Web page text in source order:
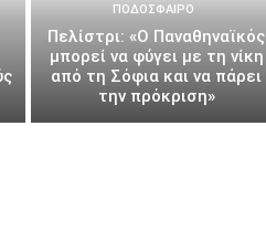
ΠΟΔΌΣΦΑΙΡΟ
Πελίστρι: «Ο Παναθηναϊκός
μπορεί να φύγει με τη νίκη
από τη Σόφια και να πάρει
την πρόκριση»